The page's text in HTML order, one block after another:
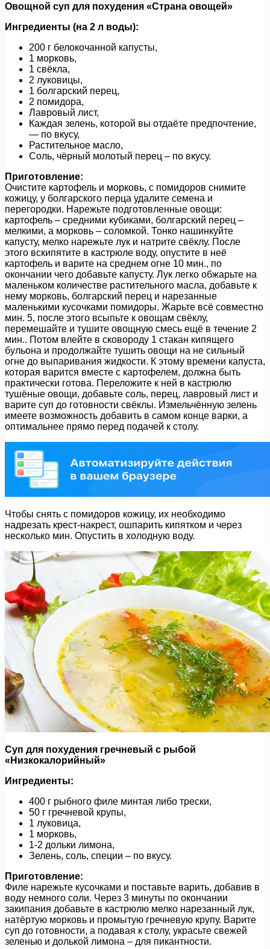
Овощной суп для похудения «Страна овощей»
Ингредиенты (на 2 л воды):
200 г белокочанной капусты,
1 морковь,
1 свёкла,
2 луковицы,
1 болгарский перец,
2 помидора,
Лавровый лист,
Каждая зелень, которой вы отдаёте предпочтение,
— по вкусу,
Растительное масло,
Соль, чёрный молотый перец – по вкусу.
Приготовление:
Очистите картофель и морковь, с помидоров снимите
кожицу, у болгарского перца удалите семена и
перегородки. Нарежьте подготовленные овощи:
картофель – средними кубиками, болгарский перец –
мелкими, а морковь – соломкой. Тонко нашинкуйте
капусту, мелко нарежьте лук и натрите свёклу. После
этого вскипятите в кастрюле воду, опустите в неё
картофель и варите на среднем огне 10 мин., по
окончании чего добавьте капусту. Лук легко обжарьте на
маленьком количестве растительного масла, добавьте к
нему морковь, болгарский перец и нарезанные
маленькими кусочками помидоры. Жарьте всё совместно
мин. 5, после этого всыпьте к овощам свёклу,
перемешайте и тушите овощную смесь ещё в течение 2
мин.. Потом влейте в сковороду 1 стакан кипящего
бульона и продолжайте тушить овощи на не сильный
огне до выпаривания жидкости. К этому времени капуста,
которая варится вместе с картофелем, должна быть
практически готова. Переложите к ней в кастрюлю
тушёные овощи, добавьте соль, перец, лавровый лист и
варите суп до готовности свёклы. Измельчённую зелень
имеете возможность добавить в самом конце варки, а
оптимальнее прямо перед подачей к столу.
Чтобы снять с помидоров кожицу, их необходимо
надрезать крест-накрест, ошпарить кипятком и через
несколько мин. Опустить в холодную воду.
Суп для похудения гречневый с рыбой
«Низкокалорийный»
Ингредиенты:
400 г рыбного филе минтая либо трески,
50 г гречневой крупы,
1 луковица,
1 морковь,
1-2 дольки лимона,
Зелень, соль, специи – по вкусу.
Приготовление:
Филе нарежьте кусочками и поставьте варить, добавив в
воду немного соли. Через 3 минуты по окончании
закипания добавьте в кастрюлю мелко нарезанный лук,
натёртую морковь и промытую гречневую крупу. Варите
суп до готовности, а подавая к столу, украсьте свежей
зеленью и долькой лимона – для пикантности.